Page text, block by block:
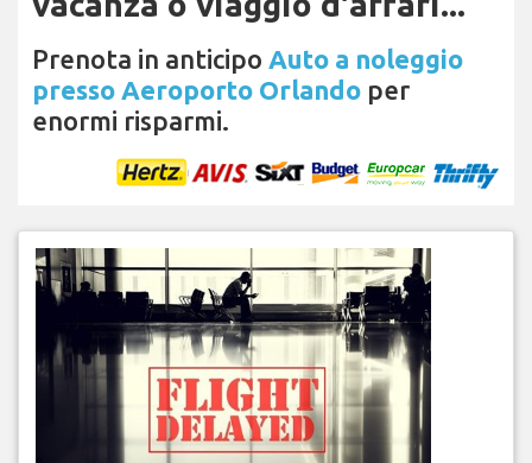
Prenota in anticipo Auto a noleggio
presso Aeroporto Orlando per
enormi risparmi.